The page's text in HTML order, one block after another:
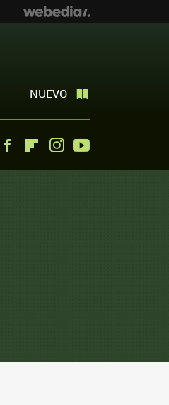
NUEVO
FacebookFlipboardInstagram